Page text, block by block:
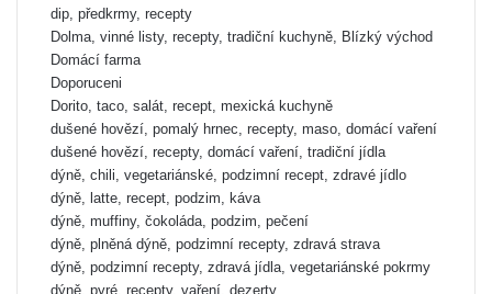
dip, předkrmy, recepty
Dolma, vinné listy, recepty, tradiční kuchyně, Blízký východ
Domácí farma
Doporuceni
Dorito, taco, salát, recept, mexická kuchyně
dušené hovězí, pomalý hrnec, recepty, maso, domácí vaření
dušené hovězí, recepty, domácí vaření, tradiční jídla
dýně, chili, vegetariánské, podzimní recept, zdravé jídlo
dýně, latte, recept, podzim, káva
dýně, muffiny, čokoláda, podzim, pečení
dýně, plněná dýně, podzimní recepty, zdravá strava
dýně, podzimní recepty, zdravá jídla, vegetariánské pokrmy
dýně, pyré, recepty, vaření, dezerty